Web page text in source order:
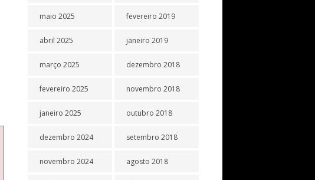
maio 2025
abril 2025
março 2025
fevereiro 2025
janeiro 2025
dezembro 2024
novembro 2024
fevereiro 2019
janeiro 2019
dezembro 2018
novembro 2018
outubro 2018
setembro 2018
agosto 2018